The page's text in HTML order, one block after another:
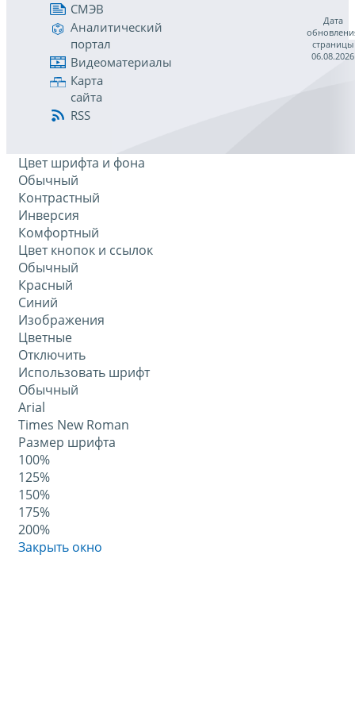
СМЭВ
Аналитический
портал
Видеоматериалы
Карта
сайта
RSS
Дата
страницы
06.08.2026
Цвет шрифта и фона
Обычный
Контрастный
Инверсия
Комфортный
Цвет кнопок и ссылок
Обычный
Красный
Синий
Изображения
Цветные
Отключить
Использовать шрифт
Обычный
Arial
Times New Roman
Размер шрифта
100%
125%
150%
175%
200%
Закрыть окно